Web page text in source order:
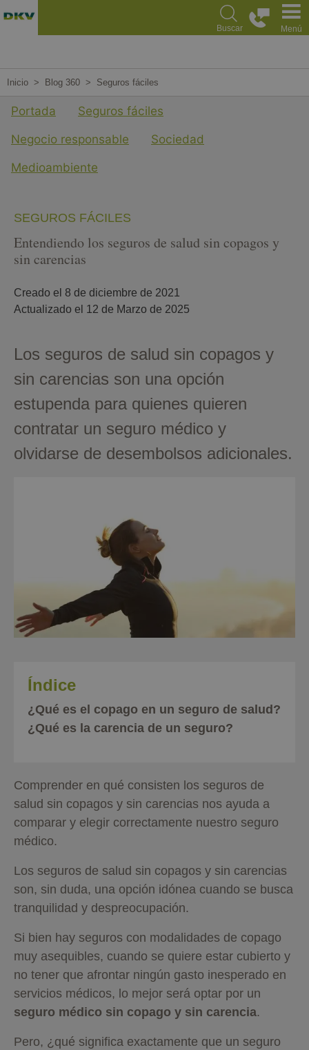
Buscar Menú
Inicio Blog 360 Seguros fáciles
Menu cuarto nivel Blog
Portada
Seguros fáciles
Negocio responsable
Sociedad
Medioambiente
SEGUROS FÁCILES
Entendiendo los seguros de salud sin copagos y
sin carencias
Creado el 8 de diciembre de 2021
Actualizado el 12 de Marzo de 2025
Los seguros de salud sin copagos y
sin carencias son una opción
estupenda para quienes quieren
contratar un seguro médico y
olvidarse de desembolsos adicionales.
Índice
¿Qué es el copago en un seguro de salud?
¿Qué es la carencia de un seguro?
Comprender en qué consisten los seguros de
salud sin copagos y sin carencias nos ayuda a
comparar y elegir correctamente nuestro seguro
médico.
Los seguros de salud sin copagos y sin carencias
son, sin duda, una opción idónea cuando se busca
tranquilidad y despreocupación.
Si bien hay seguros con modalidades de copago
muy asequibles, cuando se quiere estar cubierto y
no tener que afrontar ningún gasto inesperado en
servicios médicos, lo mejor será optar por un
seguro médico sin copago y sin carencia.
Pero, ¿qué significa exactamente que un seguro